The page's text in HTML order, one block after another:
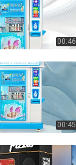
00:46
00:45